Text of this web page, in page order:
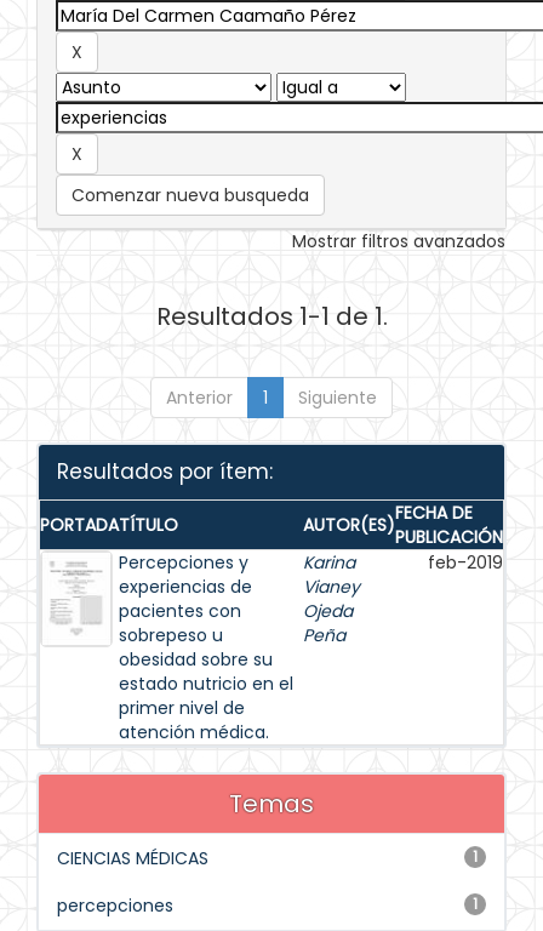
Comenzar nueva busqueda
Mostrar filtros avanzados
Resultados 1-1 de 1.
Anterior 1 Siguiente
Resultados por ítem:
PORTADATÍTULO AUTOR(ES)FECHA DE
PUBLICACIÓN
Percepciones y
experiencias de
pacientes con
sobrepeso u
obesidad sobre su
estado nutricio en el
primer nivel de
atención médica.
Karina
Vianey
Ojeda
Peña
feb-2019
Temas
1
CIENCIAS MÉDICAS
1
percepciones